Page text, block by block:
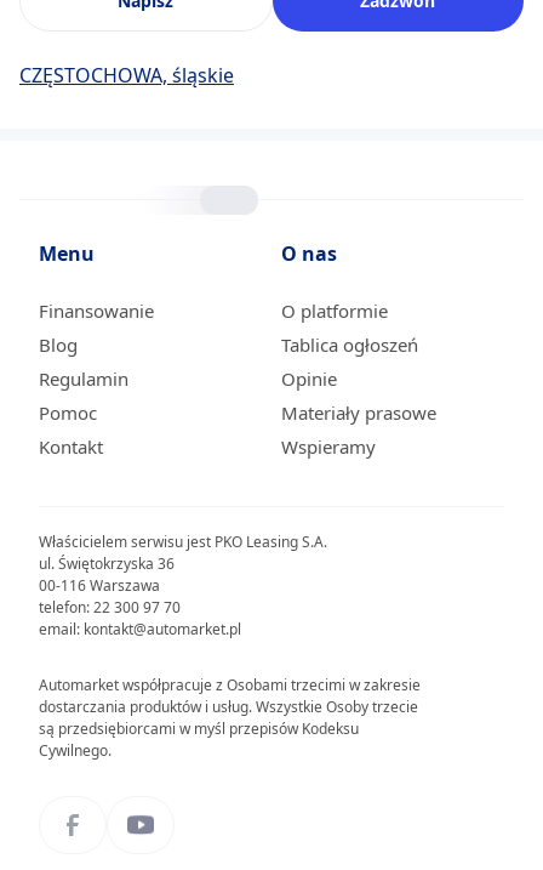
CZĘSTOCHOWA, śląskie
Właścicielem serwisu jest PKO Leasing S.A.
ul. Świętokrzyska 36
00-116 Warszawa
telefon: 22 300 97 70
email: kontakt@automarket.pl
Automarket współpracuje z Osobami trzecimi w zakresie
dostarczania produktów i usług. Wszystkie Osoby trzecie
są przedsiębiorcami w myśl przepisów Kodeksu
Cywilnego.
Menu
Finansowanie
Blog
Regulamin
Pomoc
Kontakt
O nas
O platformie
Tablica ogłoszeń
Opinie
Materiały prasowe
Wspieramy